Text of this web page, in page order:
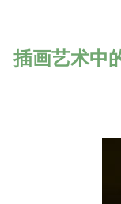
插画艺术中